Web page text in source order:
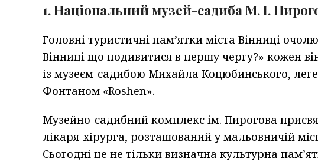
1. Національний музей-садиба М. І.
Головні туристичні пам’ятки міста Вінниці
Вінниці що подивитися в першу чергу?» кожен
із музеєм-садибою Михайла Коцюбинського,
Фонтаном «Roshen».
Музейно-садибний комплекс ім. Пирогова
лікаря-хірурга, розташований у мальовничій
Сьогодні це не тільки визначна культурна